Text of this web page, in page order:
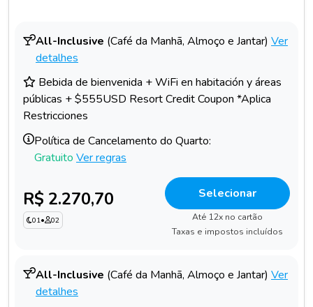
All-Inclusive (Café da Manhã, Almoço e Jantar) Ver
detalhes
Bebida de bienvenida + WiFi en habitación y áreas
públicas + $555USD Resort Credit Coupon *Aplica
Restricciones
Política de Cancelamento do Quarto:
Gratuito Ver regras
R$ 2.270,70
01• 02
Selecionar
Até 12x no cartão
Taxas e impostos incluídos
All-Inclusive (Café da Manhã, Almoço e Jantar) Ver
detalhes